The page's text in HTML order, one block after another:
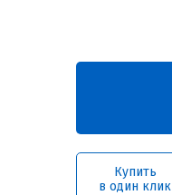
Купить
в один клик